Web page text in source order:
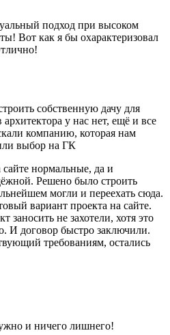
подход при высоком
Вот как я бы охарактеризовал
собственную дачу для
у нас нет, ещё и все
компанию, которая нам
выбор на ГК
нормальные, да и
Решено было строить
могли и переехать сюда.
вариант проекта на сайте.
заносить не захотели, хотя это
И договор быстро заключили.
требованиям, остались
и ничего лишнего!